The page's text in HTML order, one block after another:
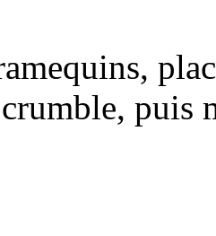
puis